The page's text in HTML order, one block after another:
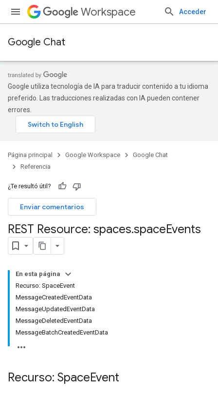
Workspace Acceder
Google Chat
Google utiliza tecnología de IA para traducir contenido a tu idioma
preferido. Las traducciones realizadas con IA pueden contener
errores.
Página principal Google Workspace
Google Chat
Referencia
¿Te resultó útil?
Enviar comentarios
REST Resource: spaces.spaceEvents
En esta página
Recurso: SpaceEvent
MessageCreatedEventData
MessageUpdatedEventData
MessageDeletedEventData
MessageBatchCreatedEventData
Recurso: SpaceEvent